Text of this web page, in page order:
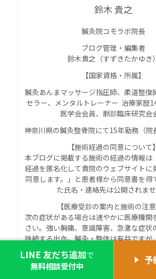
鈴木 貴之
鍼灸院コモラボ院長
ブログ管理・編集者
鈴木貴之（すずきたかゆき）
【国家資格・所属】
鍼灸あんまマッサージ指圧師、柔道整復
セラー、メンタルトレーナー 治療家歴
医学会会員、脈診臨床研究会
神奈川県の鍼灸整骨院にて15年勤務（院
【施術経過の同意について】
本ブログに掲載する施術の経過の情報は
経過を匿名化して貴院のウェブサイトに
同意します。」と患者様から同意書を得
た氏名・連絡先は公開されませ
【医療受診の案内と施術の注
次の症状がある場合は速やかに医療機関
さい。強い胸痛、意識障害、急激な症状
持続する出血。鍼灸・整体は有益ですが
中、出血傾向、妊娠初期、感染症の疑い
前に必ず医師へ相談してくだ
LINE 友だち追加で
無料相談受付中
予